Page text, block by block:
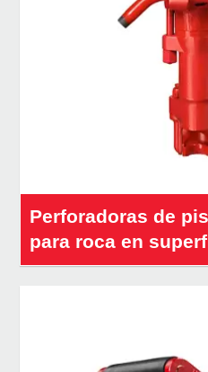
Perforadoras de
para roca en